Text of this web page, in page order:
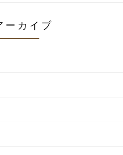
ーカイブ